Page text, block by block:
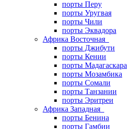
порты Перу
порты Уругвая
порты Чили
порты Эквадора
Африка Восточная
порты Джибути
порты Кении
порты Мадагаскара
порты Мозамбика
порты Сомали
порты Танзании
порты Эритреи
Африка Западная
порты Бенина
порты Гамбии